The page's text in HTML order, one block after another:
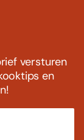
versturen
en